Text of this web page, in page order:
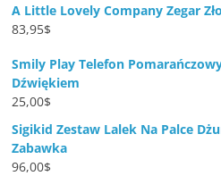
A Little Lovely Company Zegar
83,95$
Smily Play Telefon
Dźwiękiem
25,00$
Sigikid Zestaw Lalek Na Palce
Zabawka
96,00$